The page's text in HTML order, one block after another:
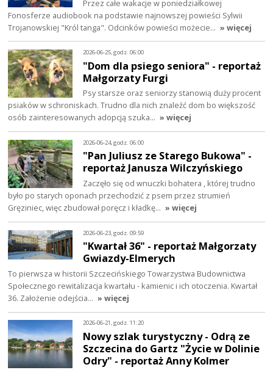
Przez całe wakacje w poniedziałkowej
Fonosferze audiobook na podstawie najnowszej powieści Sylwii
Trojanowskiej "Król tanga". Odcinków powieści możecie… » więcej
2026-06-25, godz. 06:00
"Dom dla psiego seniora" - reportaż
Małgorzaty Furgi
Psy starsze oraz seniorzy stanowią duży procent
psiaków w schroniskach. Trudno dla nich znaleźć dom bo większość
osób zainteresowanych adopcją szuka… » więcej
2026-06-24, godz. 06:00
"Pan Juliusz ze Starego Bukowa" -
reportaż Janusza Wilczyńskiego
Zaczęło się od wnuczki bohatera , której trudno
było po starych oponach przechodzić z psem przez strumień
Gręziniec, więc zbudował poręcz i kładkę… » więcej
2026-06-23, godz. 09:59
"Kwartał 36" - reportaż Małgorzaty
Gwiazdy-Elmerych
To pierwsza w historii Szczecińskiego Towarzystwa Budownictwa
Społecznego rewitalizacja kwartału - kamienic i ich otoczenia. Kwartał
36. Założenie odejścia… » więcej
2026-06-21, godz. 11:20
Nowy szlak turystyczny - Odrą ze
Szczecina do Gartz "Życie w Dolinie
Odry" - reportaż Anny Kolmer